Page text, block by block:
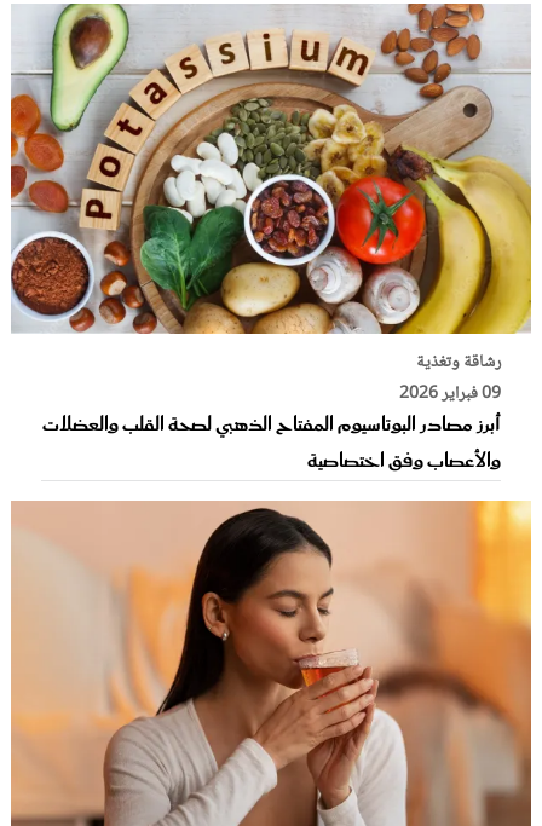
رشاقة وتغذية
09 فبراير 2026
أبرز مصادر البوتاسيوم المفتاح الذهبي لصحة القلب والعضلات
والأعصاب وفق اختصاصية